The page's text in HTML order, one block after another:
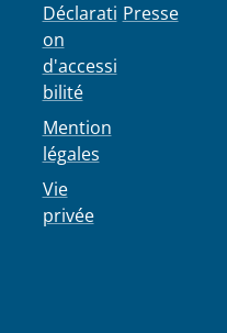
Déclarati
on
d'accessi
bilité
Mention
légales
Vie
privée
Presse